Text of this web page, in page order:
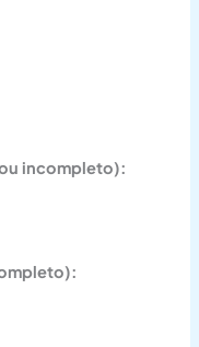
incompleto):